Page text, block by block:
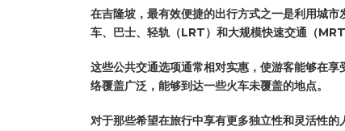
在吉隆坡，最有效便捷的出行方式之一是利用城
车、巴士、轻轨（LRT）和大规模快速交通（
这些公共交通选项通常相对实惠，使游客能够在
络覆盖广泛，能够到达一些火车未覆盖的地点。
对于那些希望在旅行中享有更多独立性和灵活性